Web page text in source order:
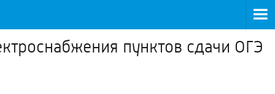
пунктов сдачи ОГЭ